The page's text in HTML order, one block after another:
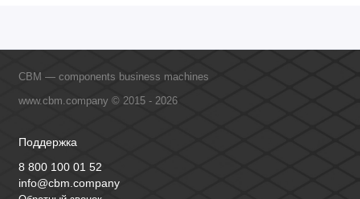
CBM — components business machines
www.cbm.company © 2015 - 2026
Поддержка
8 800 100 01 52
info@cbm.company